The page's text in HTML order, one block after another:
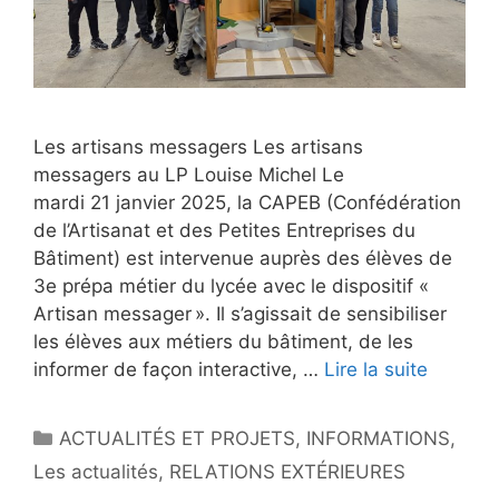
Les artisans messagers Les artisans
messagers au LP Louise Michel Le
mardi 21 janvier 2025, la CAPEB (Confédération
de l’Artisanat et des Petites Entreprises du
Bâtiment) est intervenue auprès des élèves de
3e prépa métier du lycée avec le dispositif «
Artisan messager ». Il s’agissait de sensibiliser
les élèves aux métiers du bâtiment, de les
informer de façon interactive, … Lire la suite
Catégories
ACTUALITÉS ET PROJETS, INFORMATIONS,
Les actualités, RELATIONS EXTÉRIEURES